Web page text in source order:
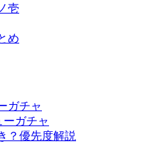
壱
め
ガチャ
ガチャ
？優先度解説